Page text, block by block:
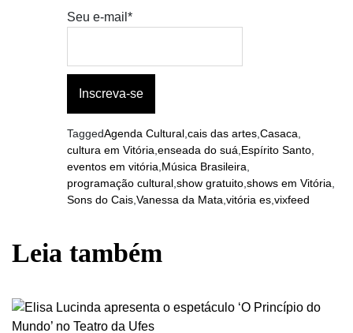
Seu e-mail*
TaggedAgenda Cultural,cais das artes,Casaca,
cultura em Vitória,enseada do suá,Espírito Santo,
eventos em vitória,Música Brasileira,
programação cultural,show gratuito,shows em Vitória,
Sons do Cais,Vanessa da Mata,vitória es,vixfeed
Leia também